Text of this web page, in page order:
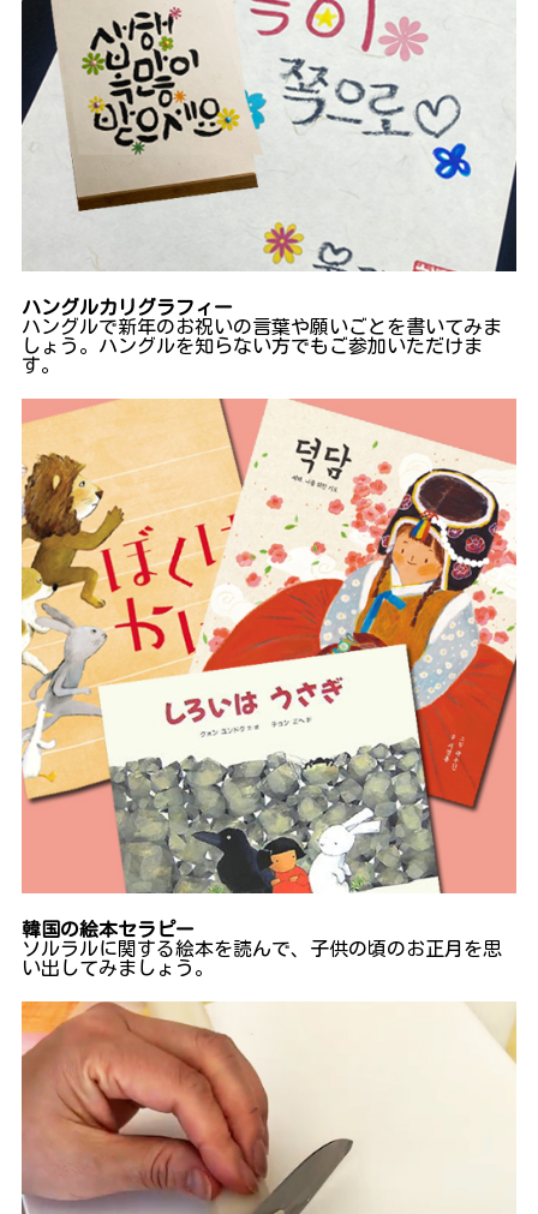
ハングルカリグラフィー
ハングルで新年のお祝いの言葉や願いごとを書いてみま
しょう。ハングルを知らない方でもご参加いただけま
す。
韓国の絵本セラピー
ソルラルに関する絵本を読んで、子供の頃のお正月を思
い出してみましょう。